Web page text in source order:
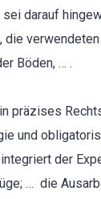
sei darauf
die
Böden, … .
präzises
und
der
… die